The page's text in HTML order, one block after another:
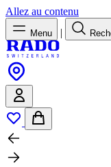
Allez au contenu
Menu |